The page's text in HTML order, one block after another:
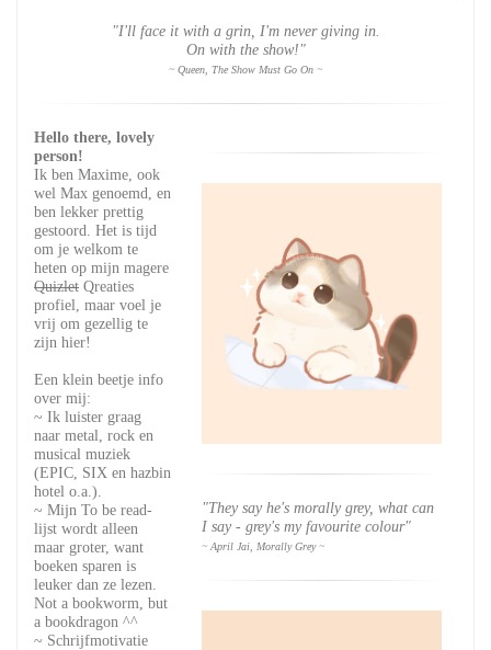
"I'll face it with a grin, I'm never giving in.
On with the show!"
~ Queen, The Show Must Go On ~
Hello there, lovely
person!
Ik ben Maxime, ook
wel Max genoemd, en
ben lekker prettig
gestoord. Het is tijd
om je welkom te
heten op mijn magere
Quizlet Qreaties
profiel, maar voel je
vrij om gezellig te
zijn hier!
Een klein beetje info
over mij:
~ Ik luister graag
naar metal, rock en
musical muziek
(EPIC, SIX en hazbin
hotel o.a.).
~ Mijn To be read-
lijst wordt alleen
maar groter, want
boeken sparen is
leuker dan ze lezen.
Not a bookworm, but
a bookdragon ^^
~ Schrijfmotivatie
"They say he's morally grey, what can
I say - grey's my favourite colour"
~ April Jai, Morally Grey ~